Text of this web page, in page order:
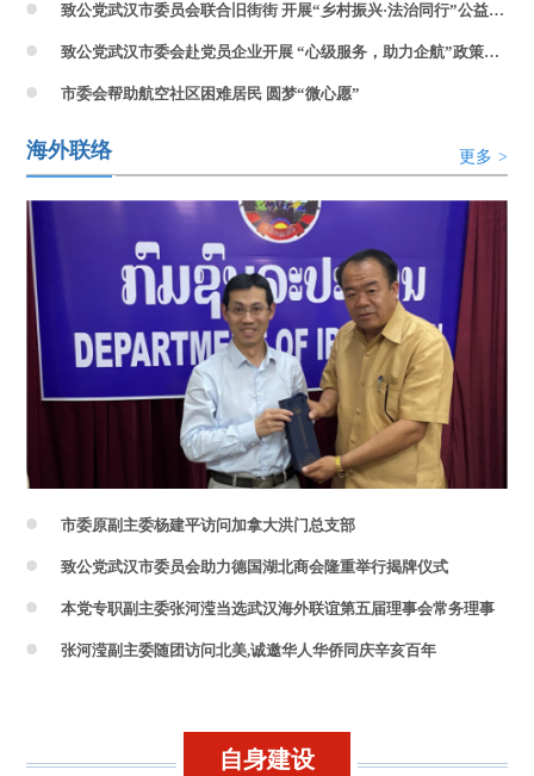
致公党武汉市委员会联合旧街街 开展“乡村振兴·法治同行”公益普法讲座
致公党武汉市委会赴党员企业开展 “心级服务，助力企航”政策宣讲活动
市委会帮助航空社区困难居民 圆梦“微心愿”
海外联络 更多 >
市委原副主委杨建平访问加拿大洪门总支部
致公党武汉市委员会助力德国湖北商会隆重举行揭牌仪式
本党专职副主委张河滢当选武汉海外联谊第五届理事会常务理事
张河滢副主委随团访问北美,诚邀华人华侨同庆辛亥百年
自身建设